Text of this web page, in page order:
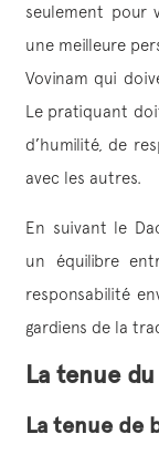
seulement pour
une meilleure
Vovinam qui
Le pratiquant
d’humilité, de
avec les autres.
En suivant le
un équilibre
responsabilité
gardiens de la
La tenue
La tenue de